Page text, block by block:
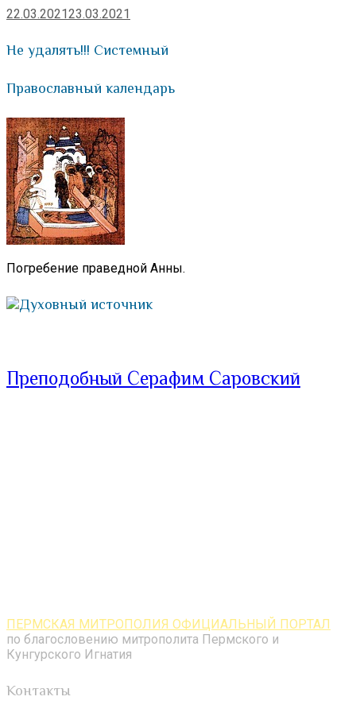
22.03.202123.03.2021
Не удалять!!! Системный
Православный календарь
Погребение праведной Анны.
Духовный источник
Преподобный Серафим Саровский
ПЕРМСКАЯ МИТРОПОЛИЯ ОФИЦИАЛЬНЫЙ ПОРТАЛ
по благословению митрополита Пермского и
Кунгурского Игнатия
Контакты